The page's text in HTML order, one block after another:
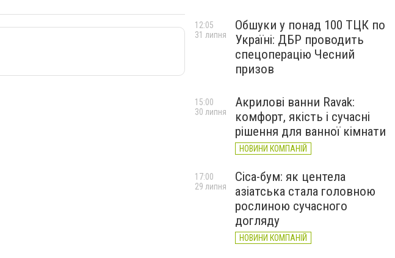
Обшуки у понад 100 ТЦК по
Україні: ДБР проводить
спецоперацію Чесний
призов
12:05
31 липня
Акрилові ванни Ravak:
комфорт, якість і сучасні
рішення для ванної кімнати
НОВИНИ КОМПАНІЙ
15:00
30 липня
Cica-бум: як центела
азіатська стала головною
рослиною сучасного
догляду
НОВИНИ КОМПАНІЙ
17:00
29 липня